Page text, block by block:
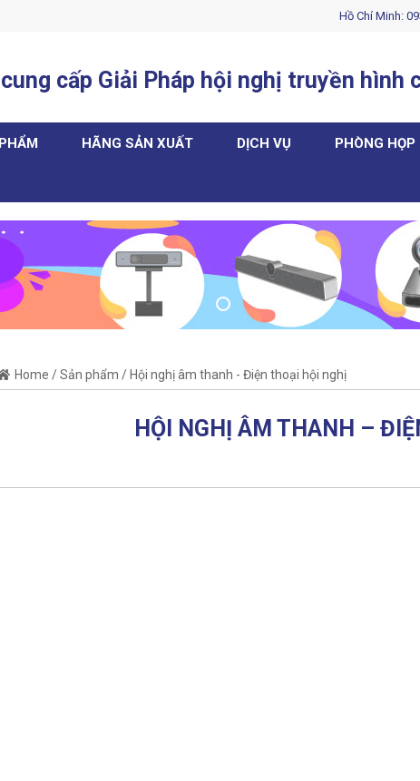
Hồ Chí Minh:
cung cấp Giải Pháp hội nghị truyền hình
HÃNG SẢN XUẤT DỊCH VỤ PHÒNG HỌP
Home /Sản phẩm / Hội nghị âm thanh - Điện thoại hội nghị
HỘI NGHỊ ÂM THANH –